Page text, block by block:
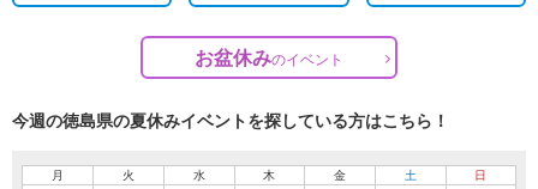
お盆休みのイベント
今週の徳島県の夏休みイベントを探している方はこちら！
月 火 水 木 金 土 日